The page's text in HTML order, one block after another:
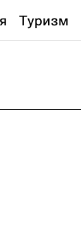
Туризм